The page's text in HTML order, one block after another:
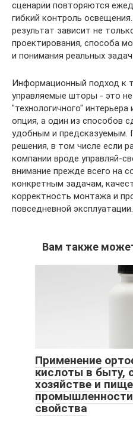
сценарии повторяются
гибкий контроль
результат зависит не
проектирования, способа
и понимания реальных задач
Информационный подход к
управляемые шторы - это
"технологичного"
опция, а один из способов
удобным и предсказуемым.
решения, в том числе если
компании вроде управляй-
внимание прежде всего на
конкретным задачам,
корректность монтажа и
повседневной эксплуатации.
Вам также
Применение
кислоты в быту,
хозяйстве и
свойства